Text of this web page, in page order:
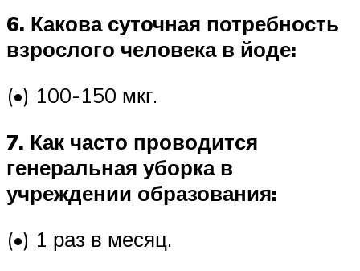
6. Какова суточная потребность
взрослого человека в йоде:
(•) 100-150 мкг.
7. Как часто проводится
генеральная уборка в
учреждении образования:
(•) 1 раз в месяц.